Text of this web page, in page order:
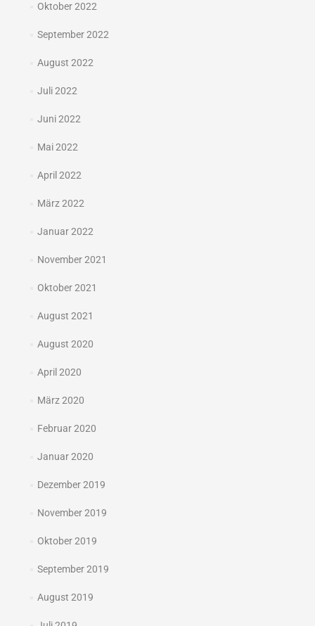
Oktober 2022
September 2022
August 2022
Juli 2022
Juni 2022
Mai 2022
April 2022
März 2022
Januar 2022
November 2021
Oktober 2021
August 2021
August 2020
April 2020
März 2020
Februar 2020
Januar 2020
Dezember 2019
November 2019
Oktober 2019
September 2019
August 2019